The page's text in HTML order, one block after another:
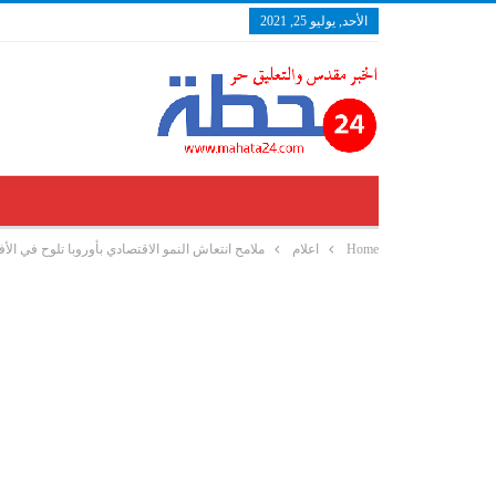
الأحد, يوليو 25, 2021
Home اعلام ملامح انتعاش النمو الاقتصادي بأوروبا تلوح في